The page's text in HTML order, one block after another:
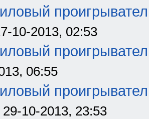
10-2013, 02:53
06:55
29-10-2013, 23:53